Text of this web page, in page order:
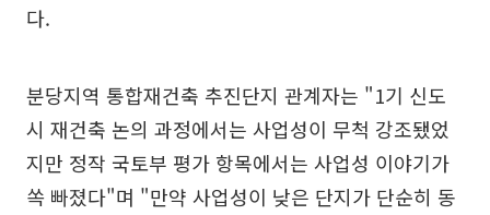
다.
분당지역 통합재건축 추진단지 관계자는 "1기 신도
시 재건축 논의 과정에서는 사업성이 무척 강조됐었
지만 정작 국토부 평가 항목에서는 사업성 이야기가
쏙 빠졌다"며 "만약 사업성이 낮은 단지가 단순히 동